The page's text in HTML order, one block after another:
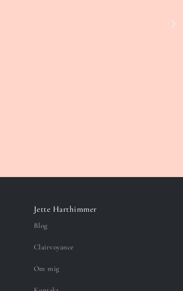
Jette Harthimmer
Blog
Clairvoyance
Om mig